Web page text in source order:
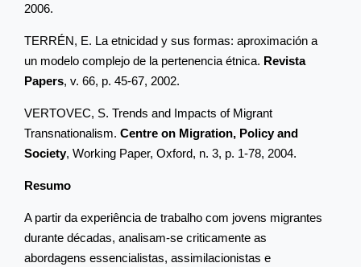
2006.
TERRÉN, E. La etnicidad y sus formas: aproximación a
un modelo complejo de la pertenencia étnica. Revista
Papers, v. 66, p. 45-67, 2002.
VERTOVEC, S. Trends and Impacts of Migrant
Transnationalism. Centre on Migration, Policy and
Society, Working Paper, Oxford, n. 3, p. 1-78, 2004.
Resumo
A partir da experiência de trabalho com jovens migrantes
durante décadas, analisam-se criticamente as
abordagens essencialistas, assimilacionistas e